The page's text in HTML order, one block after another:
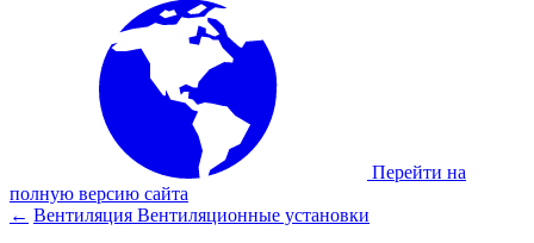
Перейти на
полную версию сайта
← Вентиляция Вентиляционные установки